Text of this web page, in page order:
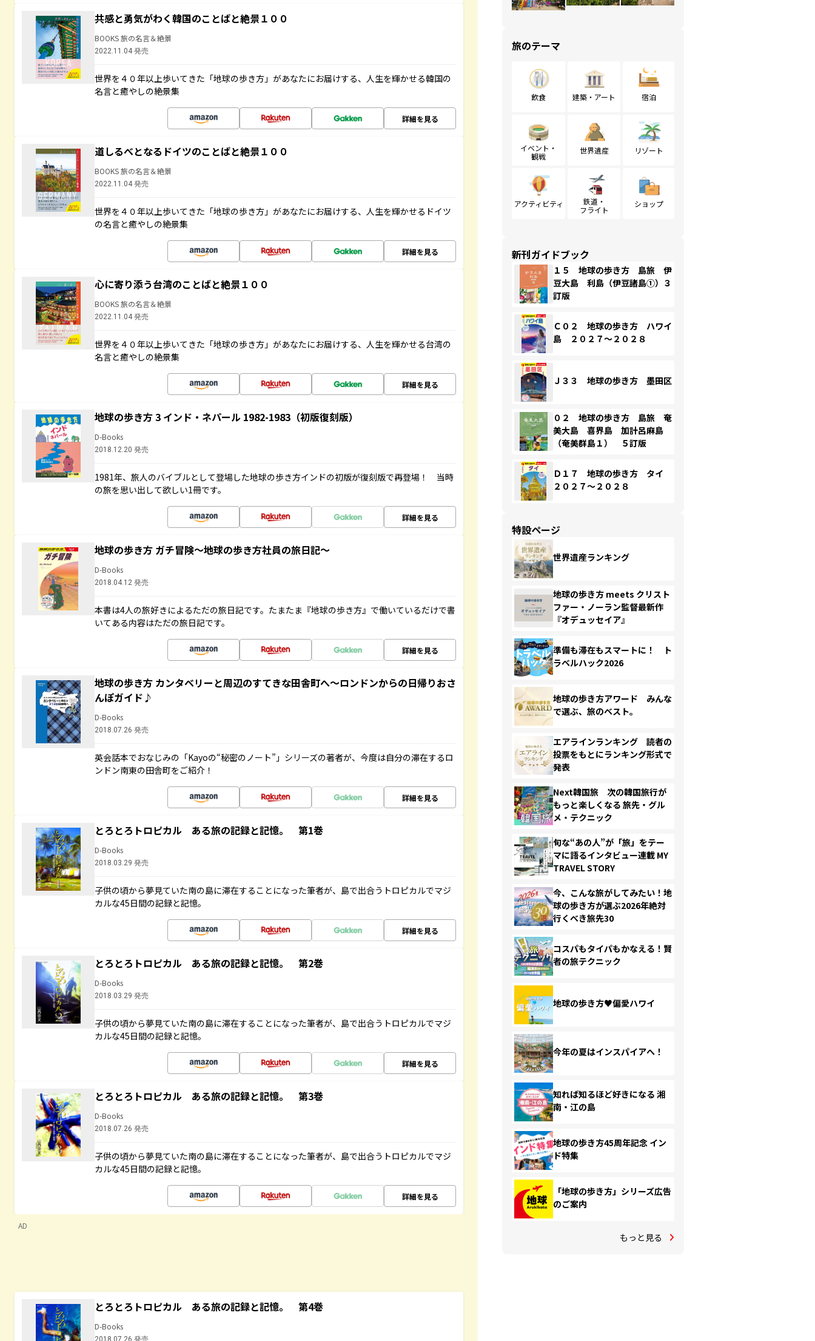
共感と勇気がわく韓国のことばと絶景１００
BOOKS 旅の名言＆絶景
2022.11.04 発売
世界を４０年以上歩いてきた「地球の歩き方」があなたにお届けする、人生を輝かせる韓国の
名言と癒やしの絶景集
詳細を見る
道しるべとなるドイツのことばと絶景１００
BOOKS 旅の名言＆絶景
2022.11.04 発売
世界を４０年以上歩いてきた「地球の歩き方」があなたにお届けする、人生を輝かせるドイツ
の名言と癒やしの絶景集
詳細を見る
心に寄り添う台湾のことばと絶景１００
BOOKS 旅の名言＆絶景
2022.11.04 発売
世界を４０年以上歩いてきた「地球の歩き方」があなたにお届けする、人生を輝かせる台湾の
名言と癒やしの絶景集
詳細を見る
地球の歩き方 3 インド・ネパール 1982-1983（初版復刻版）
D-Books
2018.12.20 発売
1981年、旅人のバイブルとして登場した地球の歩き方インドの初版が復刻版で再登場！ 当時
の旅を思い出して欲しい1冊です。
詳細を見る
地球の歩き方 ガチ冒険～地球の歩き方社員の旅日記～
D-Books
2018.04.12 発売
本書は4人の旅好きによるただの旅日記です。たまたま『地球の歩き方』で働いているだけで書
いてある内容はただの旅日記です。
詳細を見る
地球の歩き方 カンタベリーと周辺のすてきな田舎町へ～ロンドンからの日帰りおさ
んぽガイド♪
D-Books
2018.07.26 発売
英会話本でおなじみの「Kayoの“秘密のノート”」シリーズの著者が、今度は自分の滞在するロ
ンドン南東の田舎町をご紹介！
詳細を見る
とろとろトロピカル ある旅の記録と記憶。 第1巻
D-Books
2018.03.29 発売
子供の頃から夢見ていた南の島に滞在することになった筆者が、島で出合うトロピカルでマジ
カルな45日間の記録と記憶。
詳細を見る
とろとろトロピカル ある旅の記録と記憶。 第2巻
D-Books
2018.03.29 発売
子供の頃から夢見ていた南の島に滞在することになった筆者が、島で出合うトロピカルでマジ
カルな45日間の記録と記憶。
詳細を見る
とろとろトロピカル ある旅の記録と記憶。 第3巻
D-Books
2018.07.26 発売
子供の頃から夢見ていた南の島に滞在することになった筆者が、島で出合うトロピカルでマジ
カルな45日間の記録と記憶。
詳細を見る
AD
とろとろトロピカル ある旅の記録と記憶。 第4巻
D-Books
2018.07.26 発売
旅のテーマ
飲食 建築・アート 宿泊
イベント・
観戦
世界遺産 リゾート
アクティビティ
鉄道・
フライト
ショップ
新刊ガイドブック
１５ 地球の歩き方 島旅 伊
豆大島 利島（伊豆諸島①）３
訂版
Ｃ０２ 地球の歩き方 ハワイ
島 ２０２７～２０２８
Ｊ３３ 地球の歩き方 墨田区
０２ 地球の歩き方 島旅 奄
美大島 喜界島 加計呂麻島
（奄美群島１） ５訂版
Ｄ１７ 地球の歩き方 タイ
２０２７～２０２８
特設ページ
世界遺産ランキング
地球の歩き方 meets クリスト
ファー・ノーラン監督最新作
『オデュッセイア』
準備も滞在もスマートに！ ト
ラベルハック2026
地球の歩き方アワード みんな
で選ぶ、旅のベスト。
エアラインランキング 読者の
投票をもとにランキング形式で
発表
Next韓国旅 次の韓国旅行が
もっと楽しくなる 旅先・グル
メ・テクニック
旬な“あの人”が「旅」をテー
マに語るインタビュー連載 MY
TRAVEL STORY
今、こんな旅がしてみたい！地
球の歩き方が選ぶ2026年絶対
行くべき旅先30
コスパもタイパもかなえる！賢
者の旅テクニック
地球の歩き方♥偏愛ハワイ
今年の夏はインスパイアへ！
知れば知るほど好きになる 湘
南・江の島
地球の歩き方45周年記念 イン
ド特集
「地球の歩き方」シリーズ広告
のご案内
もっと見る